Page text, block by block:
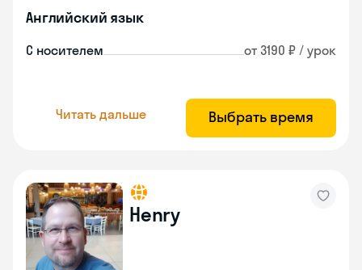
Английский язык
С носителем от 3190 ₽ / урок
Читать дальше Выбрать время
Henry